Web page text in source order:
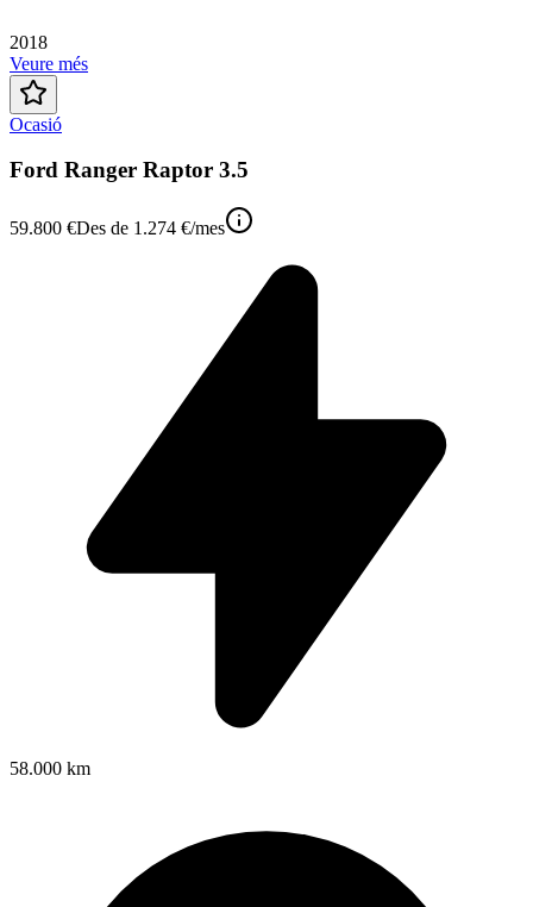
2018
Veure més
Ocasió
Ford Ranger Raptor 3.5
59.800 €Des de 1.274 €/mes
58.000 km